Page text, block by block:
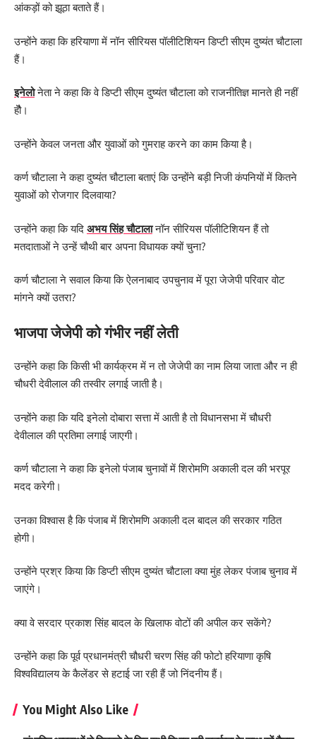
आंकड़ों को झूठा बताते हैं।
उन्होंने कहा कि हरियाणा में नॉन सीरियस पॉलीटिशियन डिप्टी सीएम दुष्यंत चौटाला
हैं।
इनेलोनेता ने कहा कि वे डिप्टी सीएम दुष्यंत चौटाला को राजनीतिज्ञ मानते ही नहीं
हौॆ।
उन्होंने केवल जनता और युवाओं को गुमराह करने का काम किया है।
कर्ण चौटाला ने कहा दुष्यंत चौटाला बताएं कि उन्होंने बड़ी निजी कंपनियों में कितने
युवाओं को रोजगार दिलवाया?
उन्होंने कहा कि यदि अभय सिंह चौटालानॉन सीरियस पॉलीटिशियन हैं तो
मतदाताओं ने उन्हें चौथी बार अपना विधायक क्यों चुना?
कर्ण चौटाला ने सवाल किया कि ऐलनाबाद उपचुनाव में पूरा जेजेपी परिवार वोट
मांगने क्यों उतरा?
भाजपा जेजेपी को गंभीर नहीं लेती
उन्होंने कहा कि किसी भी कार्यक्रम में न तो जेजेपी का नाम लिया जाता और न ही
चौधरी देवीलाल की तस्वीर लगाई जाती है।
उन्होंने कहा कि यदि इनेलो दोबारा सत्ता में आती है तो विधानसभा में चौधरी
देवीलाल की प्रतिमा लगाई जाएगी।
कर्ण चौटाला ने कहा कि इनेलो पंजाब चुनावों में शिरोमणि अकाली दल की भरपूर
मदद करेगी।
उनका विश्वास है कि पंजाब में शिरोमणि अकाली दल बादल की सरकार गठित
होगी।
उन्होंने प्रश्र किया कि डिप्टी सीएम दुष्यंत चौटाला क्या मुंह लेकर पंजाब चुनाव में
जाएंगे।
क्या वे सरदार प्रकाश सिंह बादल के खिलाफ वोटों की अपील कर सकेंगे?
उन्होंने कहा कि पूर्व प्रधानमंत्री चौधरी चरण सिंह की फोटो हरियाणा कृषि
विश्वविद्यालय के कैलेंडर से हटाई जा रही हैं जो निंदनीय हैं।
You Might Also Like